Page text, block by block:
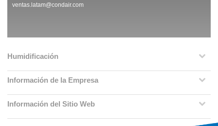
ventas.latam@condair.com
Humidificación
Información de la Empresa
Información del Sitio Web